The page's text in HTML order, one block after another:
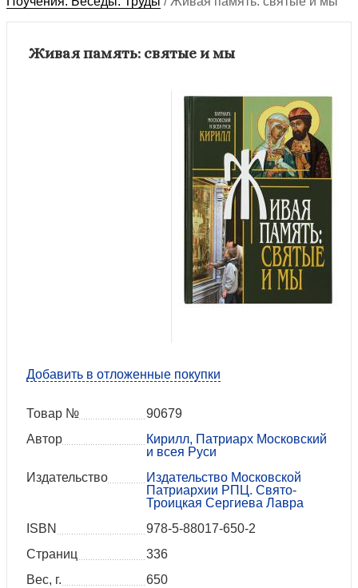
Живая память: святые и мы
Добавить в отложенные покупки
Товар №
90679
Автор
Кирилл, Патриарх Московский
и всея Руси
Издательство
Издательство Московской
Патриархии РПЦ. Свято-
Троицкая Сергиева Лавра
ISBN
978-5-88017-650-2
Страниц
336
Вес, г.
650